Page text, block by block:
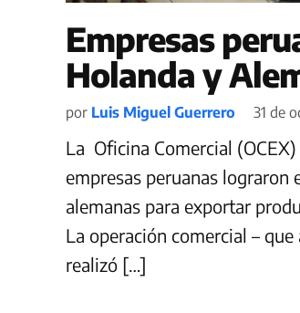
Empresas
Holanda y
por Luis Miguel Guerrero 31 de
La Oficina Comercial
empresas peruanas
alemanas para exportar
La operación comercial –
realizó […]